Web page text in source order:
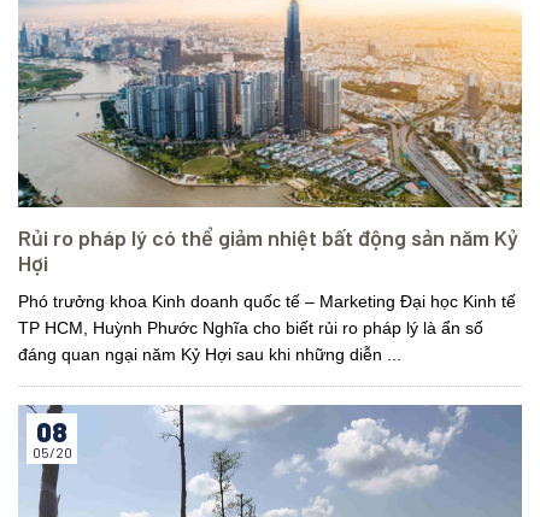
Rủi ro pháp lý có thể giảm nhiệt bất động sản năm Kỷ
Hợi
Phó trưởng khoa Kinh doanh quốc tế – Marketing Đại học Kinh tế
TP HCM, Huỳnh Phước Nghĩa cho biết rủi ro pháp lý là ẩn số
đáng quan ngại năm Kỷ Hợi sau khi những diễn ...
08
05/20